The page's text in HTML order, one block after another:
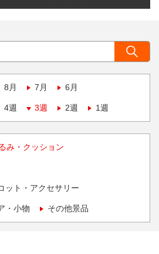
8月 7月 6月
4週 3週 2週 1週
み・クッション
ット・アクセサリー
・小物 その他景品